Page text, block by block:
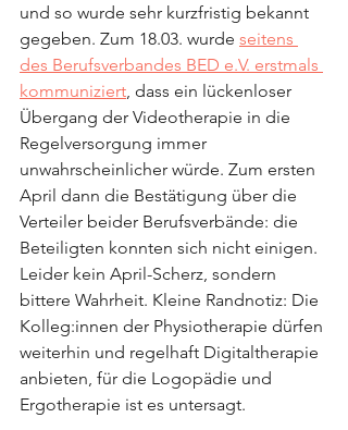
und so wurde sehr kurzfristig bekannt
gegeben. Zum 18.03. wurde seitens
des Berufsverbandes BED e.V. erstmals
kommuniziert, dass ein lückenloser
Übergang der Videotherapie in die
Regelversorgung immer
unwahrscheinlicher würde. Zum ersten
April dann die Bestätigung über die
Verteiler beider Berufsverbände: die
Beteiligten konnten sich nicht einigen.
Leider kein April-Scherz, sondern
bittere Wahrheit. Kleine Randnotiz: Die
Kolleg:innen der Physiotherapie dürfen
weiterhin und regelhaft Digitaltherapie
anbieten, für die Logopädie und
Ergotherapie ist es untersagt.